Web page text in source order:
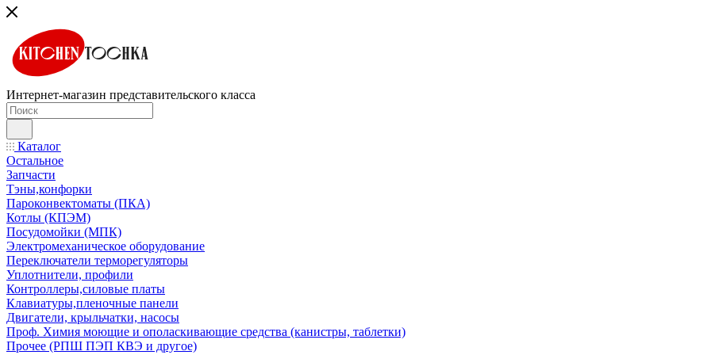
Интернет-магазин представительского класса
Каталог
Остальное
Запчасти
Тэны,конфорки
Пароконвектоматы (ПКА)
Котлы (КПЭМ)
Посудомойки (МПК)
Электромеханическое оборудование
Переключатели терморегуляторы
Уплотнители, профили
Контроллеры,силовые платы
Клавиатуры,пленочные панели
Двигатели, крыльчатки, насосы
Проф. Химия моющие и ополаскивающие средства (канистры, таблетки)
Прочее (РПШ ПЭП КВЭ и другое)